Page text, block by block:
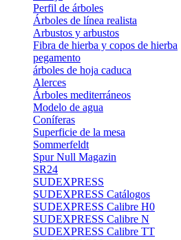
Perfil de árboles
Árboles de línea realista
Arbustos y arbustos
Fibra de hierba y copos de hierba
pegamento
árboles de hoja caduca
Alerces
Árboles mediterráneos
Modelo de agua
Coníferas
Superficie de la mesa
Sommerfeldt
Spur Null Magazin
SR24
SUDEXPRESS
SUDEXPRESS Catálogos
SUDEXPRESS Calibre H0
SUDEXPRESS Calibre N
SUDEXPRESS Calibre TT